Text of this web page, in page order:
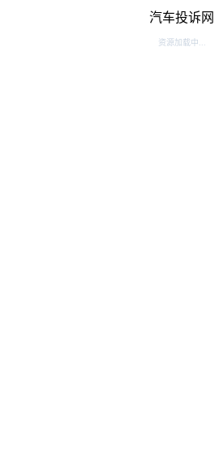
汽车投诉网
资源加载中...